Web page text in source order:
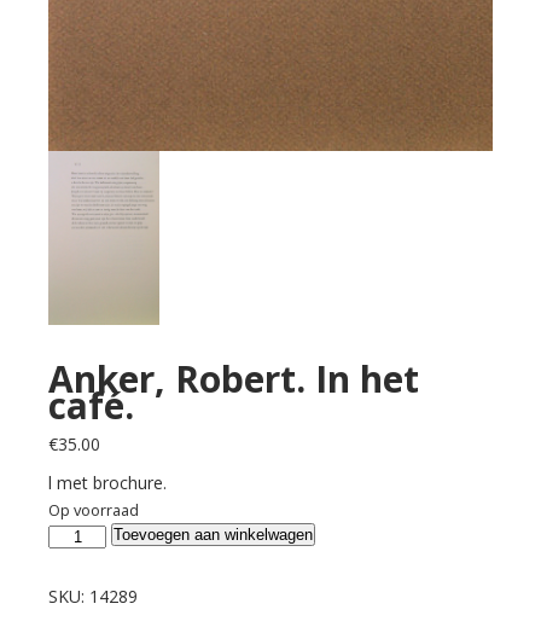
Anker, Robert. In het
café.
€35.00
l met brochure.
Op voorraad
Anker,
In
Toevoegen aan winkelwagen
SKU: 14289